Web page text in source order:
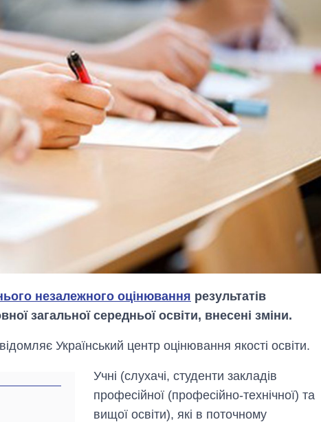
незалежного оцінювання результатів
загальної середньої освіти, внесені зміни.
Український центр оцінювання якості освіти.
Учні (слухачі, студенти закладів
професійної (професійно-технічної) та
вищої освіти), які в поточному